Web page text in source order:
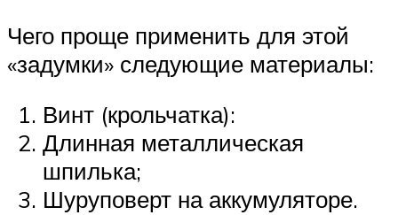
Чего проще применить для этой
«задумки» следующие материалы:
Винт (крольчатка):
Длинная металлическая
шпилька;
Шуруповерт на аккумуляторе.